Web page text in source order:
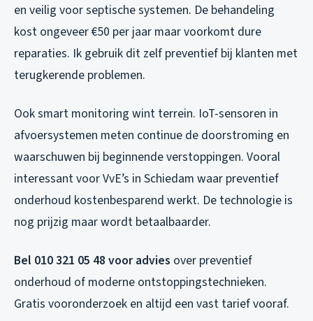
en veilig voor septische systemen. De behandeling
kost ongeveer €50 per jaar maar voorkomt dure
reparaties. Ik gebruik dit zelf preventief bij klanten met
terugkerende problemen.
Ook smart monitoring wint terrein. IoT-sensoren in
afvoersystemen meten continue de doorstroming en
waarschuwen bij beginnende verstoppingen. Vooral
interessant voor VvE’s in Schiedam waar preventief
onderhoud kostenbesparend werkt. De technologie is
nog prijzig maar wordt betaalbaarder.
Bel 010 321 05 48 voor advies over preventief
onderhoud of moderne ontstoppingstechnieken.
Gratis vooronderzoek en altijd een vast tarief vooraf.